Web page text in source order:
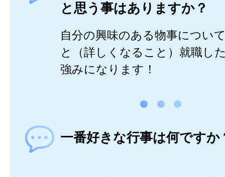
と思う事はありますか？
自分の興味のある物事につい
と（詳しくなること）就職し
強みになります！
一番好きな行事は何ですか